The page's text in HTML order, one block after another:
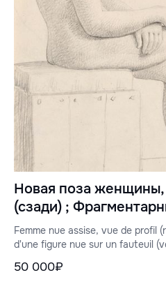
Новая поза
(сзади) ;
фигуре с точки
Femme nue assise, vue de profil
d'une figure nue sur un fauteuil
50 000₽